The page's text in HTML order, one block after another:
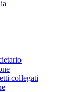
collegati